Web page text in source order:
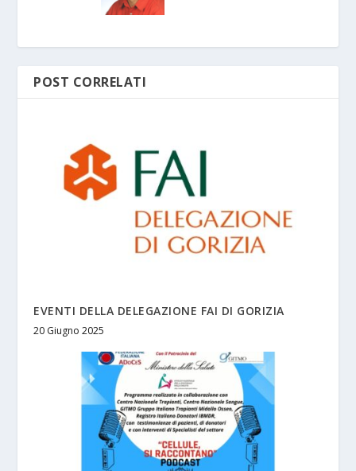
POST CORRELATI
EVENTI DELLA DELEGAZIONE FAI DI GORIZIA
20 Giugno 2025